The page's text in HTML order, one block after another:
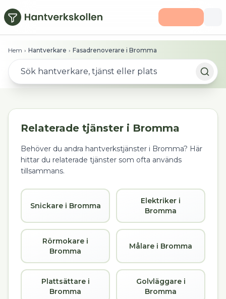
Hoppa till huvudinnehåll
Hem › Hantverkare › Fasadrenoverare i Bromma
Relaterade tjänster i Bromma
Behöver du andra hantverkstjänster i Bromma? Här
hittar du relaterade tjänster som ofta används
tillsammans.
Snickare i Bromma
Elektriker i
Bromma
Rörmokare i
Bromma
Målare i Bromma
Plattsättare i
Bromma
Golvläggare i
Bromma